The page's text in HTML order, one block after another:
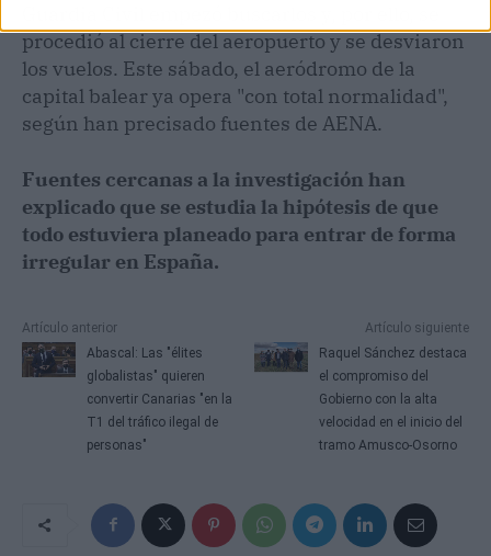
procedió al cierre del aeropuerto y se desviaron
los vuelos. Este sábado, el aeródromo de la
capital balear ya opera "con total normalidad",
según han precisado fuentes de AENA.
Fuentes cercanas a la investigación han
explicado que se estudia la hipótesis de que
todo estuviera planeado para entrar de forma
irregular en España.
Artículo anterior
Abascal: Las "élites
globalistas" quieren
convertir Canarias "en la
T1 del tráfico ilegal de
personas"
Artículo siguiente
Raquel Sánchez destaca
el compromiso del
Gobierno con la alta
velocidad en el inicio del
tramo Amusco-Osorno